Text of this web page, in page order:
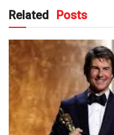
Related Posts